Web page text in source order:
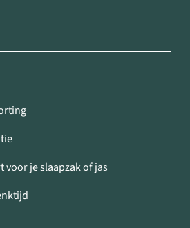
voor je slaapzak of jas